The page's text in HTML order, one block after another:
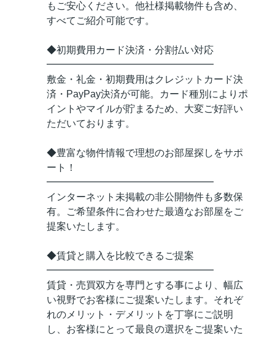
もご安心ください。他社様掲載物件も含め、
すべてご紹介可能です。
◆初期費用カード決済・分割払い対応
━━━━━━━━━━━━━━━━━
敷金・礼金・初期費用はクレジットカード決
済・PayPay決済が可能。カード種別によりポ
イントやマイルが貯まるため、大変ご好評い
ただいております。
◆豊富な物件情報で理想のお部屋探しをサポ
ート！
━━━━━━━━━━━━━━━━━
インターネット未掲載の非公開物件も多数保
有。ご希望条件に合わせた最適なお部屋をご
提案いたします。
◆賃貸と購入を比較できるご提案
━━━━━━━━━━━━━━━━━
賃貸・売買双方を専門とする事により、幅広
い視野でお客様にご提案いたします。それぞ
れのメリット・デメリットを丁寧にご説明
し、お客様にとって最良の選択をご提案いた